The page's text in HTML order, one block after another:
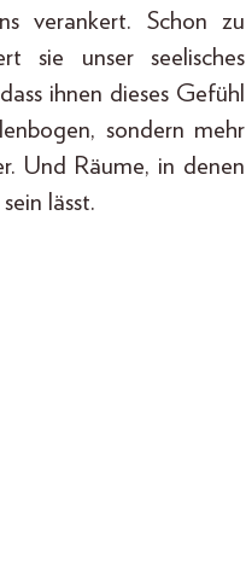
verankert. Schon zu
sie unser seelisches
ihnen dieses Gefühl
sondern mehr
Und Räume, in denen
lässt.